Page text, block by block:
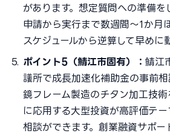
があります。想定質問への準備を
申請から実行まで数週間〜1か月
スケジュールから逆算して早めに
ポイント5（鯖江市固有）： 鯖江
議所で成長加速化補助金の事前
鏡フレーム製造のチタン加工技
に応用する大型投資が高評価テ
相談ができます。創業融資サポー